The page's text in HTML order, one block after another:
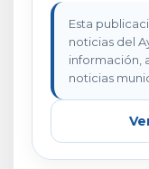
Esta
noticias del
información,
noticias